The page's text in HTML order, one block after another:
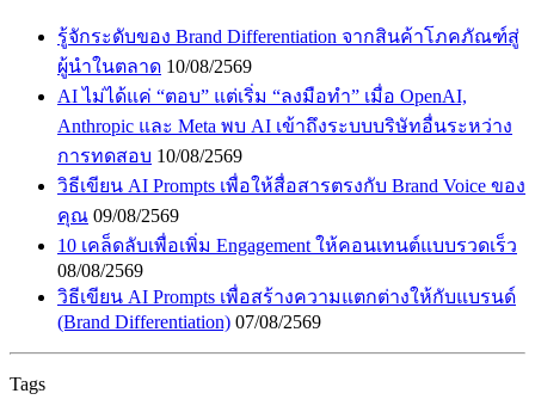
รู้จักระดับของ Brand Differentiation จากสินค้าโภคภัณฑ์สู่
ผู้นำในตลาด 10/08/2569
AI ไม่ได้แค่ “ตอบ” แต่เริ่ม “ลงมือทำ” เมื่อ OpenAI,
Anthropic และ Meta พบ AI เข้าถึงระบบบริษัทอื่นระหว่าง
การทดสอบ 10/08/2569
วิธีเขียน AI Prompts เพื่อให้สื่อสารตรงกับ Brand Voice ของ
คุณ 09/08/2569
10 เคล็ดลับเพื่อเพิ่ม Engagement ให้คอนเทนต์แบบรวดเร็ว
08/08/2569
วิธีเขียน AI Prompts เพื่อสร้างความแตกต่างให้กับแบรนด์
(Brand Differentiation) 07/08/2569
Tags